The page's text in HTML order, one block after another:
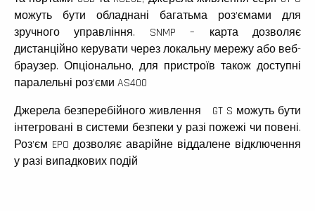
можуть бути обладнані багатьма роз’ємами для
зручного управління. SNMP – карта дозволяє
дистанційно керувати через локальну мережу або веб-
браузер. Опціонально, для пристроїв також доступні
паралельні роз’єми AS400
Джерела безперебійного живлення GT S можуть бути
інтегровані в системи безпеки у разі пожежі чи повені.
Роз’єм EPO дозволяє аварійне віддалене відключення
у разі випадкових подій